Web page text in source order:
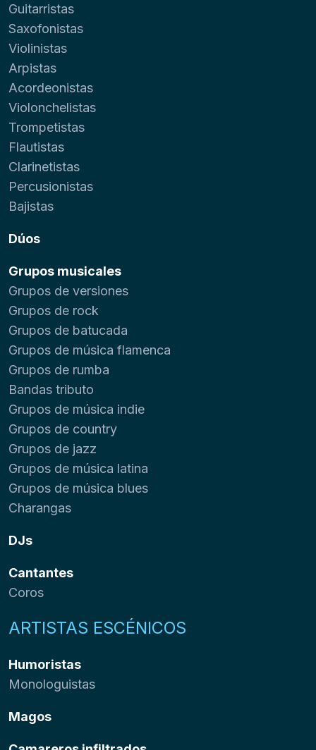
Guitarristas
Saxofonistas
Violinistas
Arpistas
Acordeonistas
Violonchelistas
Trompetistas
Flautistas
Clarinetistas
Percusionistas
Bajistas
Dúos
Grupos musicales
Grupos de versiones
Grupos de rock
Grupos de batucada
Grupos de música flamenca
Grupos de rumba
Bandas tributo
Grupos de música indie
Grupos de country
Grupos de jazz
Grupos de música latina
Grupos de música blues
Charangas
DJs
Cantantes
Coros
ARTISTAS ESCÉNICOS
Humoristas
Monologuistas
Magos